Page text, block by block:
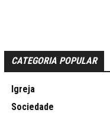
CATEGORIA POPULAR
Igreja
Sociedade